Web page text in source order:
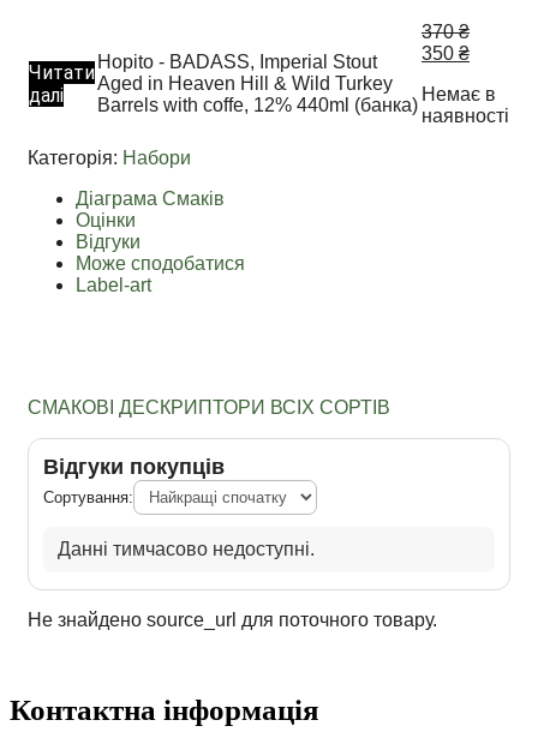
Читати
далі
Hopito - BADASS, Imperial Stout
Aged in Heaven Hill & Wild Turkey
Barrels with coffe, 12% 440ml (банка)
370₴
Оригінальна
370 ₴.
350 ₴
350 ₴.
Немає в
наявності
Категорія: Набори
Діаграма Смаків
Оцінки
Відгуки
Може сподобатися
Label-art
СМАКОВІ ДЕСКРИПТОРИ ВСІХ СОРТІВ
Відгуки покупців
Сортування:
Данні тимчасово недоступні.
Не знайдено source_url для поточного товару.
Контактна інформація